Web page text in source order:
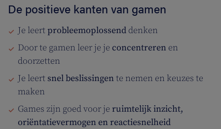
De positieve kanten van gamen
Je leertprobleemoplossend denken
Door te gamen leer je je concentreren en
doorzetten
Je leert snel beslissingente nemen en keuzes te
maken
Games zijn goed voor je ruimtelijk inzicht,
oriëntatievermogen en reactiesnelheid